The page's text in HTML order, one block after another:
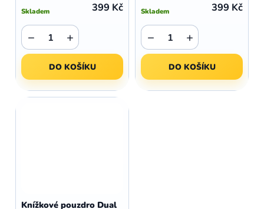
Skladem 399 Kč
+
−
DO KOŠÍKU
Skladem 399 Kč
+
−
DO KOŠÍKU
Knížkové pouzdro Dual